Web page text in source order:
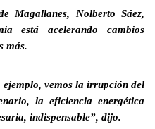
Magallanes, Nolberto Sáez,
está acelerando cambios
más.
vemos la irrupción del
la eficiencia energética
indispensable”, dijo.